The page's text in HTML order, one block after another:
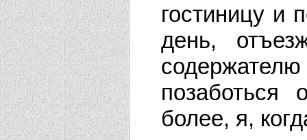
гостиницу и
день,
более, я,